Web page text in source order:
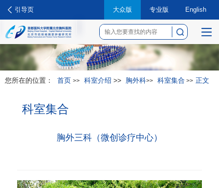
引导页 大众版 专业版 English
菜
您所在的位置： 首页 >> 科室介绍 >> 胸外科>> 科室集合 >> 正文
科室集合
胸外三科（微创诊疗中心）